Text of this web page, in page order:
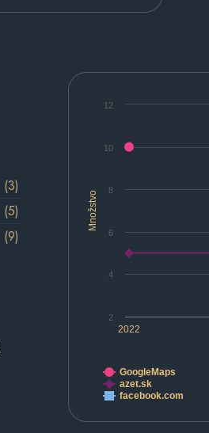
Množstvo
2022
2
4
6
8
10
12
GoogleMaps
azet.sk
facebook.com
(3)
(5)
(9)